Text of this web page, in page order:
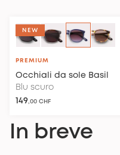
NEW
PREMIUM
Occhiali da sole Basil
Blu scuro
149,00 CHF
In breve